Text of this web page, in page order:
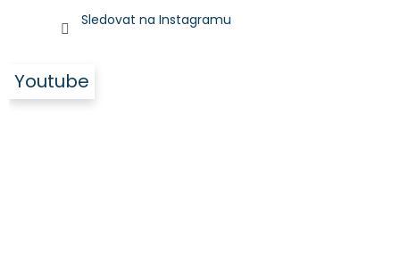
Sledovat na Instagramu
Youtube